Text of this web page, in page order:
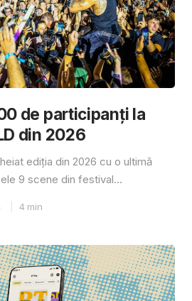
de participanți la
din 2026
ediția din 2026 cu o ultimă
9 scene din festival...
4 min